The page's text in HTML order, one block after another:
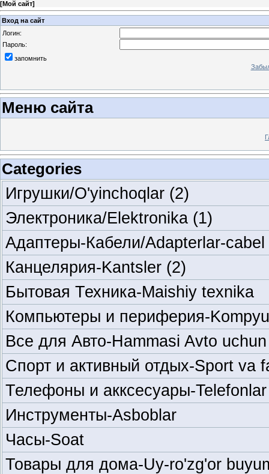
[Мой сайт]
Вход на сайт
Логин:
Пароль:
запомнить
Меню сайта
Categories
Игрушки/O'yinchoqlar (2)
Электроника/Elektronika (1)
Адаптеры-Кабели/Adapterlar-cabel
Канцелярия-Kantsler (2)
Бытовая Техника-Maishiy texnika
Компьютеры и периферия-
Все для Авто-Hammasi Avto uchun
Спорт и активный отдых-Sport va
Телефоны и акксесуары-
Инструменты-Asboblar
Часы-Soat
Товары для дома-Uy-ro'zg'or